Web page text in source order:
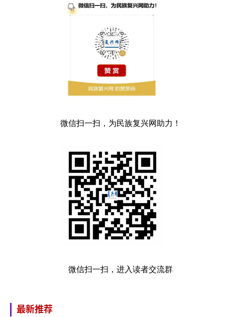
微信扫一扫，为民族复兴网助力！
微信扫一扫，进入读者交流群
最新推荐